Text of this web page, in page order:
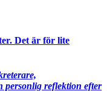
Det är för lite
personlig reflektion efter